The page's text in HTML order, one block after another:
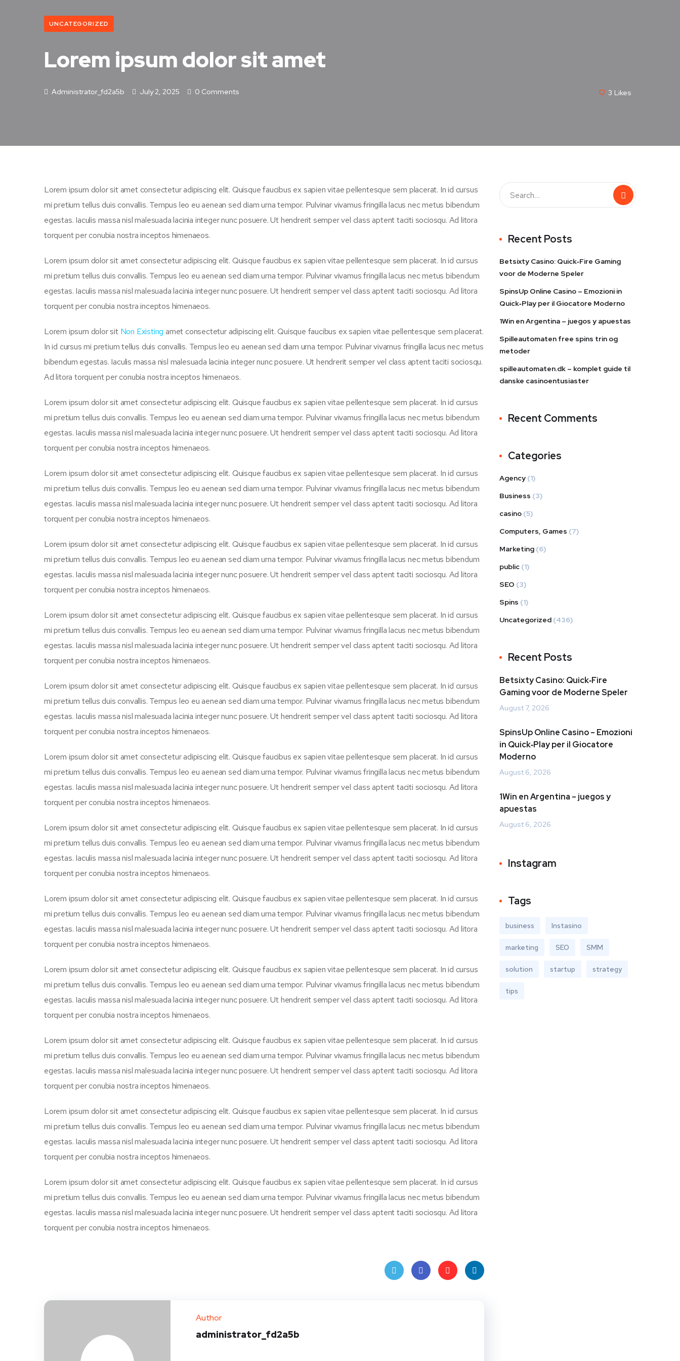
UNCATEGORIZED
Lorem ipsum dolor sit amet
Administrator_fd2a5b July 2, 2025 0 Comments 3 Likes
Lorem ipsum dolor sit amet consectetur adipiscing elit. Quisque faucibus ex sapien vitae pellentesque sem placerat. In id cursus
mi pretium tellus duis convallis. Tempus leo eu aenean sed diam urna tempor. Pulvinar vivamus fringilla lacus nec metus bibendum
egestas. Iaculis massa nisl malesuada lacinia integer nunc posuere. Ut hendrerit semper vel class aptent taciti sociosqu. Ad litora
torquent per conubia nostra inceptos himenaeos.
Lorem ipsum dolor sit amet consectetur adipiscing elit. Quisque faucibus ex sapien vitae pellentesque sem placerat. In id cursus
mi pretium tellus duis convallis. Tempus leo eu aenean sed diam urna tempor. Pulvinar vivamus fringilla lacus nec metus bibendum
egestas. Iaculis massa nisl malesuada lacinia integer nunc posuere. Ut hendrerit semper vel class aptent taciti sociosqu. Ad litora
torquent per conubia nostra inceptos himenaeos.
Lorem ipsum dolor sit Non Existing amet consectetur adipiscing elit. Quisque faucibus ex sapien vitae pellentesque sem placerat.
In id cursus mi pretium tellus duis convallis. Tempus leo eu aenean sed diam urna tempor. Pulvinar vivamus fringilla lacus nec metus
bibendum egestas. Iaculis massa nisl malesuada lacinia integer nunc posuere. Ut hendrerit semper vel class aptent taciti sociosqu.
Ad litora torquent per conubia nostra inceptos himenaeos.
Lorem ipsum dolor sit amet consectetur adipiscing elit. Quisque faucibus ex sapien vitae pellentesque sem placerat. In id cursus
mi pretium tellus duis convallis. Tempus leo eu aenean sed diam urna tempor. Pulvinar vivamus fringilla lacus nec metus bibendum
egestas. Iaculis massa nisl malesuada lacinia integer nunc posuere. Ut hendrerit semper vel class aptent taciti sociosqu. Ad litora
torquent per conubia nostra inceptos himenaeos.
Lorem ipsum dolor sit amet consectetur adipiscing elit. Quisque faucibus ex sapien vitae pellentesque sem placerat. In id cursus
mi pretium tellus duis convallis. Tempus leo eu aenean sed diam urna tempor. Pulvinar vivamus fringilla lacus nec metus bibendum
egestas. Iaculis massa nisl malesuada lacinia integer nunc posuere. Ut hendrerit semper vel class aptent taciti sociosqu. Ad litora
torquent per conubia nostra inceptos himenaeos.
Lorem ipsum dolor sit amet consectetur adipiscing elit. Quisque faucibus ex sapien vitae pellentesque sem placerat. In id cursus
mi pretium tellus duis convallis. Tempus leo eu aenean sed diam urna tempor. Pulvinar vivamus fringilla lacus nec metus bibendum
egestas. Iaculis massa nisl malesuada lacinia integer nunc posuere. Ut hendrerit semper vel class aptent taciti sociosqu. Ad litora
torquent per conubia nostra inceptos himenaeos.
Lorem ipsum dolor sit amet consectetur adipiscing elit. Quisque faucibus ex sapien vitae pellentesque sem placerat. In id cursus
mi pretium tellus duis convallis. Tempus leo eu aenean sed diam urna tempor. Pulvinar vivamus fringilla lacus nec metus bibendum
egestas. Iaculis massa nisl malesuada lacinia integer nunc posuere. Ut hendrerit semper vel class aptent taciti sociosqu. Ad litora
torquent per conubia nostra inceptos himenaeos.
Lorem ipsum dolor sit amet consectetur adipiscing elit. Quisque faucibus ex sapien vitae pellentesque sem placerat. In id cursus
mi pretium tellus duis convallis. Tempus leo eu aenean sed diam urna tempor. Pulvinar vivamus fringilla lacus nec metus bibendum
egestas. Iaculis massa nisl malesuada lacinia integer nunc posuere. Ut hendrerit semper vel class aptent taciti sociosqu. Ad litora
torquent per conubia nostra inceptos himenaeos.
Lorem ipsum dolor sit amet consectetur adipiscing elit. Quisque faucibus ex sapien vitae pellentesque sem placerat. In id cursus
mi pretium tellus duis convallis. Tempus leo eu aenean sed diam urna tempor. Pulvinar vivamus fringilla lacus nec metus bibendum
egestas. Iaculis massa nisl malesuada lacinia integer nunc posuere. Ut hendrerit semper vel class aptent taciti sociosqu. Ad litora
torquent per conubia nostra inceptos himenaeos.
Lorem ipsum dolor sit amet consectetur adipiscing elit. Quisque faucibus ex sapien vitae pellentesque sem placerat. In id cursus
mi pretium tellus duis convallis. Tempus leo eu aenean sed diam urna tempor. Pulvinar vivamus fringilla lacus nec metus bibendum
egestas. Iaculis massa nisl malesuada lacinia integer nunc posuere. Ut hendrerit semper vel class aptent taciti sociosqu. Ad litora
torquent per conubia nostra inceptos himenaeos.
Lorem ipsum dolor sit amet consectetur adipiscing elit. Quisque faucibus ex sapien vitae pellentesque sem placerat. In id cursus
mi pretium tellus duis convallis. Tempus leo eu aenean sed diam urna tempor. Pulvinar vivamus fringilla lacus nec metus bibendum
egestas. Iaculis massa nisl malesuada lacinia integer nunc posuere. Ut hendrerit semper vel class aptent taciti sociosqu. Ad litora
torquent per conubia nostra inceptos himenaeos.
Lorem ipsum dolor sit amet consectetur adipiscing elit. Quisque faucibus ex sapien vitae pellentesque sem placerat. In id cursus
mi pretium tellus duis convallis. Tempus leo eu aenean sed diam urna tempor. Pulvinar vivamus fringilla lacus nec metus bibendum
egestas. Iaculis massa nisl malesuada lacinia integer nunc posuere. Ut hendrerit semper vel class aptent taciti sociosqu. Ad litora
torquent per conubia nostra inceptos himenaeos.
Lorem ipsum dolor sit amet consectetur adipiscing elit. Quisque faucibus ex sapien vitae pellentesque sem placerat. In id cursus
mi pretium tellus duis convallis. Tempus leo eu aenean sed diam urna tempor. Pulvinar vivamus fringilla lacus nec metus bibendum
egestas. Iaculis massa nisl malesuada lacinia integer nunc posuere. Ut hendrerit semper vel class aptent taciti sociosqu. Ad litora
torquent per conubia nostra inceptos himenaeos.
Lorem ipsum dolor sit amet consectetur adipiscing elit. Quisque faucibus ex sapien vitae pellentesque sem placerat. In id cursus
mi pretium tellus duis convallis. Tempus leo eu aenean sed diam urna tempor. Pulvinar vivamus fringilla lacus nec metus bibendum
egestas. Iaculis massa nisl malesuada lacinia integer nunc posuere. Ut hendrerit semper vel class aptent taciti sociosqu. Ad litora
torquent per conubia nostra inceptos himenaeos.
Lorem ipsum dolor sit amet consectetur adipiscing elit. Quisque faucibus ex sapien vitae pellentesque sem placerat. In id cursus
mi pretium tellus duis convallis. Tempus leo eu aenean sed diam urna tempor. Pulvinar vivamus fringilla lacus nec metus bibendum
egestas. Iaculis massa nisl malesuada lacinia integer nunc posuere. Ut hendrerit semper vel class aptent taciti sociosqu. Ad litora
torquent per conubia nostra inceptos himenaeos.
Author
administrator_fd2a5b
Recent Posts
Betsixty Casino: Quick‑Fire Gaming
voor de Moderne Speler
SpinsUp Online Casino – Emozioni in
Quick‑Play per il Giocatore Moderno
1Win en Argentina – juegos y apuestas
Spilleautomaten free spins trin og
metoder
spilleautomaten.dk – komplet guide til
danske casinoentusiaster
Recent Comments
Categories
Agency (1)
Business (3)
casino (5)
Computers, Games (7)
Marketing (6)
public (1)
SEO (3)
Spins (1)
Uncategorized (436)
Recent Posts
Betsixty Casino: Quick‑Fire
Gaming voor de Moderne Speler
August 7, 2026
SpinsUp Online Casino – Emozioni
in Quick‑Play per il Giocatore
Moderno
August 6, 2026
1Win en Argentina – juegos y
apuestas
August 6, 2026
Instagram
Tags
business Instasino
marketing SEO SMM
solution startup strategy
tips